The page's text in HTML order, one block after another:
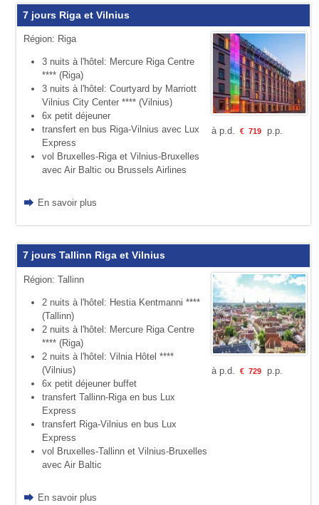
7 jours Riga et Vilnius
Région: Riga
3 nuits à l'hôtel: Mercure Riga Centre
**** (Riga)
3 nuits à l'hôtel: Courtyard by Marriott
Vilnius City Center **** (Vilnius)
6x petit déjeuner
transfert en bus Riga-Vilnius avec Lux
Express
vol Bruxelles-Riga et Vilnius-Bruxelles
avec Air Baltic ou Brussels Airlines
En savoir plus
à p.d. € 719p.p.
7 jours Tallinn Riga et Vilnius
Région: Tallinn
2 nuits à l'hôtel: Hestia Kentmanni ****
(Tallinn)
2 nuits à l'hôtel: Mercure Riga Centre
**** (Riga)
2 nuits à l'hôtel: Vilnia Hôtel ****
(Vilnius)
6x petit déjeuner buffet
transfert Tallinn-Riga en bus Lux
Express
transfert Riga-Vilnius en bus Lux
Express
vol Bruxelles-Tallinn et Vilnius-Bruxelles
avec Air Baltic
En savoir plus
à p.d. € 729p.p.